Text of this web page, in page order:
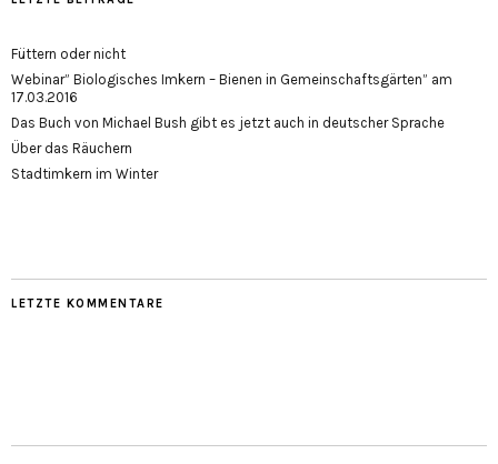
Füttern oder nicht
Webinar” Biologisches Imkern – Bienen in Gemeinschaftsgärten” am
17.03.2016
Das Buch von Michael Bush gibt es jetzt auch in deutscher Sprache
Über das Räuchern
Stadtimkern im Winter
LETZTE KOMMENTARE